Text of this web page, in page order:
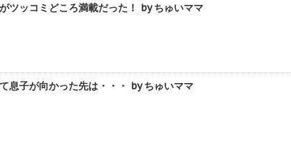
ツッコミどころ満載だった！ by ちゅいママ
息子が向かった先は・・・ by ちゅいママ